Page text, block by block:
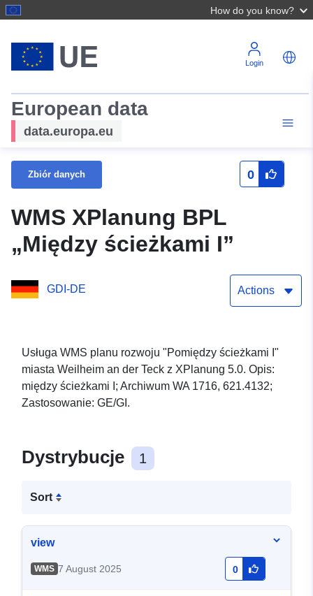
How do you know?
Login
European data
data.europa.eu
Zbiór danych 0
WMS XPlanung BPL
„Między ścieżkami I”
GDI-DE Actions
Usługa WMS planu rozwoju "Pomiędzy ścieżkami I"
miasta Weilheim an der Teck z XPlanung 5.0. Opis:
między ścieżkami I; Archiwum WA 1716, 621.4132;
Zastosowanie: GE/GI.
Dystrybucje 1
Sort
view
WMS 7 August 2025 0